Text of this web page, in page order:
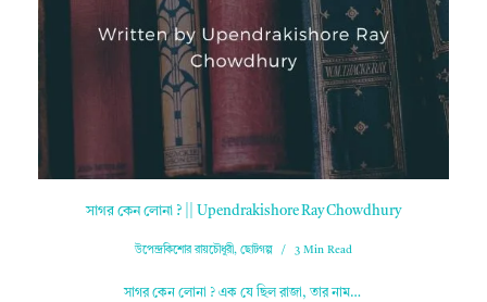
সাগর কেন লোনা ? || Upendrakishore Ray Chowdhury
উপেন্দ্রকিশোর রায়চৌধুরী, ছোটগল্প 3 Min Read
সাগর কেন লোনা ? এক যে ছিল রাজা, তার নাম…